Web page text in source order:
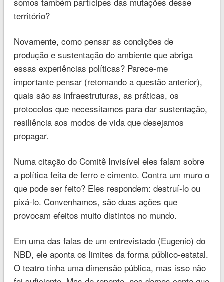
território?
Novamente, como pensar as condições de
produção e sustentação do ambiente que abriga
essas experiências políticas? Parece-me
importante pensar (retomando a questão anterior),
quais são as infraestruturas, as práticas, os
protocolos que necessitamos para dar sustentação,
resiliência aos modos de vida que desejamos
propagar.
Numa citação do Comitê Invisível eles falam sobre
a política feita de ferro e cimento. Contra um muro o
que pode ser feito? Eles respondem: destruí-lo ou
pixá-lo. Convenhamos, são duas ações que
provocam efeitos muito distintos no mundo.
Em uma das falas de um entrevistado (Eugenio) do
NBD, ele aponta os limites da forma público-estatal.
O teatro tinha uma dimensão pública, mas isso não